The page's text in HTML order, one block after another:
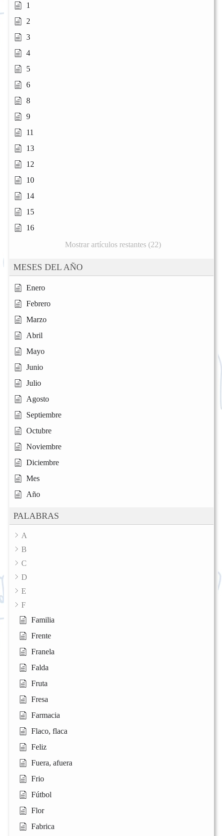
1
2
3
4
5
6
8
9
11
13
12
10
14
15
16
Mostrar artículos restantes (22)
MESES DEL AÑO
Enero
Febrero
Marzo
Abril
Mayo
Junio
Julio
Agosto
Septiembre
Octubre
Noviembre
Diciembre
Mes
Año
PALABRAS
A
B
C
D
E
F
Familia
Frente
Franela
Falda
Fruta
Fresa
Farmacia
Flaco, flaca
Feliz
Fuera, afuera
Frio
Fútbol
Flor
Fabrica